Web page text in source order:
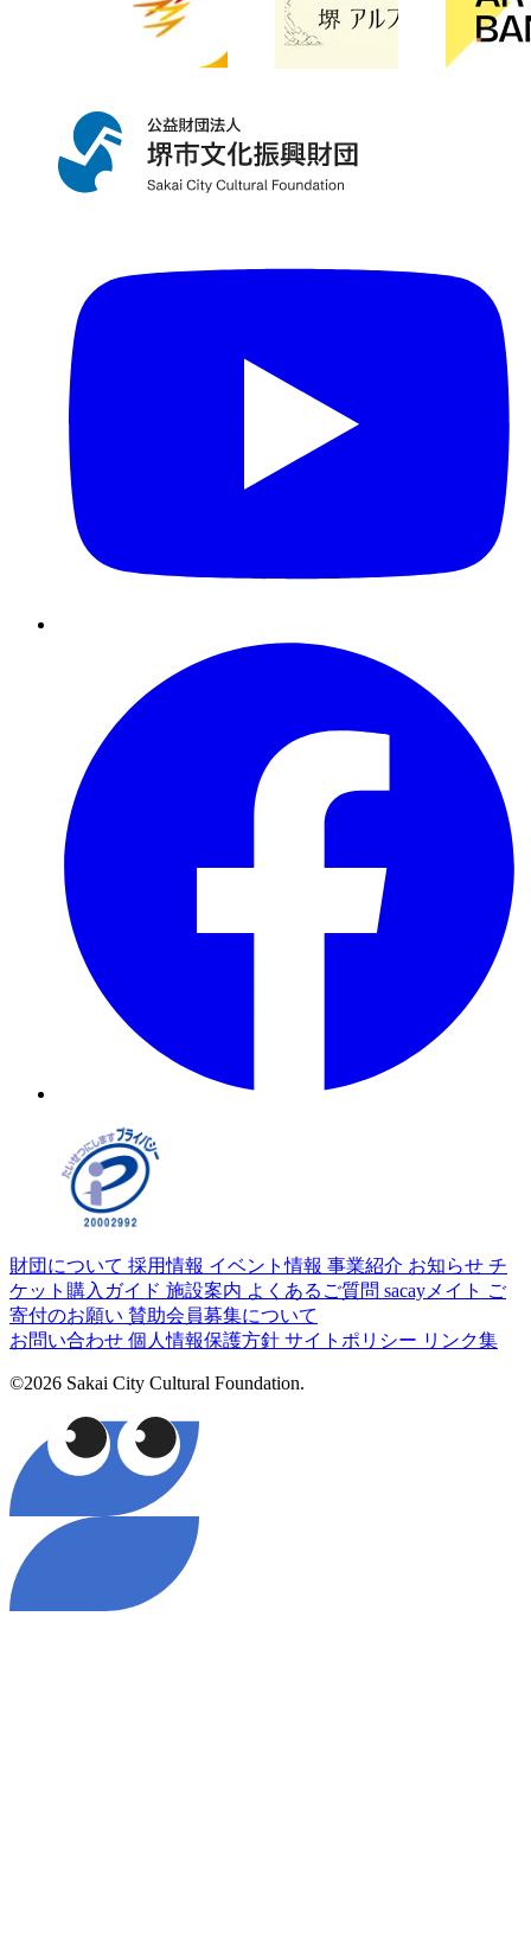
財団について 採用情報 イベント情報 事業紹介 お知らせ チ
ケット購入ガイド 施設案内 よくあるご質問 sacayメイト ご
寄付のお願い 賛助会員募集について
お問い合わせ 個人情報保護方針 サイトポリシー リンク集
©2026 Sakai City Cultural Foundation.